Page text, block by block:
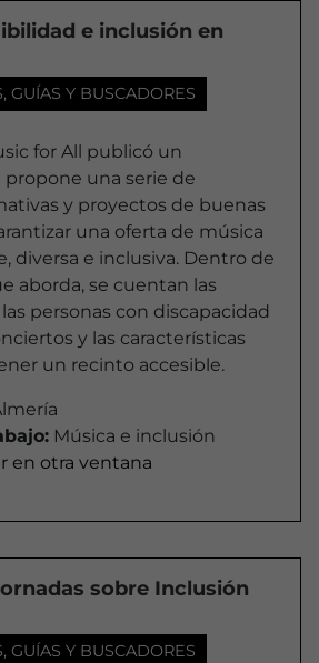
e inclusión en
GUÍAS Y BUSCADORES
for All publicó un
una serie de
y proyectos de buenas
una oferta de música
diversa e inclusiva. Dentro de
aborda, se cuentan las
personas con discapacidad
y las características
un recinto accesible.
Música e inclusión
en otra ventana
sobre Inclusión
GUÍAS Y BUSCADORES